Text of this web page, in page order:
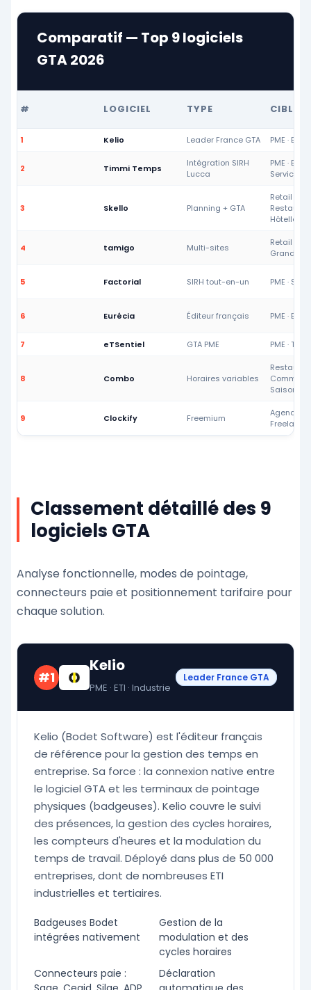
Comparatif — Top 9 logiciels
GTA 2026
# LOGICIEL TYPE CIBLE
1 Kelio Leader France GTA PME · ETI
2 Timmi Temps
Intégration SIRH
Lucca
PME · ETI ·
Services
3 Skello Planning + GTA
Retail ·
Hôtellerie
4 tamigo Multi-sites
Retail ·
Grande
5 Factorial SIRH tout-en-un PME ·
6 Eurécia Éditeur français PME ·
7 eTSentiel GTA PME PME · TPE
8 Combo Horaires variables
Saisonnier
9 Clockify Freemium
Agences ·
Classement détaillé des 9
logiciels GTA
Analyse fonctionnelle, modes de pointage,
connecteurs paie et positionnement tarifaire pour
chaque solution.
#1
Kelio
PME · ETI · Industrie
Leader France GTA
Kelio (Bodet Software) est l'éditeur français
de référence pour la gestion des temps en
entreprise. Sa force : la connexion native entre
le logiciel GTA et les terminaux de pointage
physiques (badgeuses). Kelio couvre le suivi
des présences, la gestion des cycles horaires,
les compteurs d'heures et la modulation du
temps de travail. Déployé dans plus de 50 000
entreprises, dont de nombreuses ETI
industrielles et tertiaires.
Badgeuses Bodet
intégrées nativement
Gestion de la
modulation et des
cycles horaires
Connecteurs paie :
Déclaration